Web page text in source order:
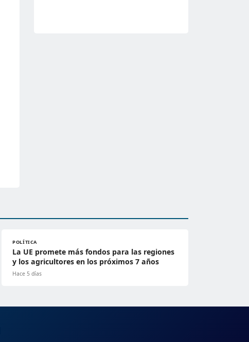
POLÍTICA
La UE promete más fondos para las regiones
y los agricultores en los próximos 7 años
Hace 5 días